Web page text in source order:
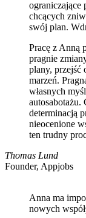
ograniczające
chcących
swój plan.
Pracę z Anną
pragnie
plany, przejść
marzeń.
własnych
autosabotażu.
determinacją
nieocenione
ten trudny
Thomas Lund
Founder, Appjobs
Anna ma
nowych